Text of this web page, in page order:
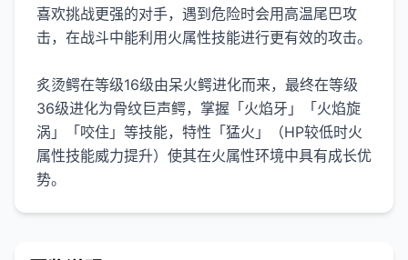
喜欢挑战更强的对手，遇到危险时会用高温尾巴攻
击，在战斗中能利用火属性技能进行更有效的攻击。
炙烫鳄在等级16级由呆火鳄进化而来，最终在等级
36级进化为骨纹巨声鳄，掌握「火焰牙」「火焰旋
涡」「咬住」等技能，特性「猛火」（HP较低时火
属性技能威力提升）使其在火属性环境中具有成长优
势。